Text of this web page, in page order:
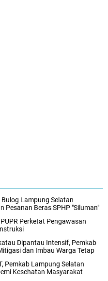
Lampung Selatan
Pesanan Beras SPHP "Siluman"
Perketat Pengawasan
Dipantau Intensif, Pemkab
dan Imbau Warga Tetap
Pemkab Lampung Selatan
Kesehatan Masyarakat